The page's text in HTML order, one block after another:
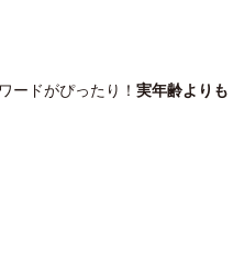
ードがぴったり！ 実年齢よりも